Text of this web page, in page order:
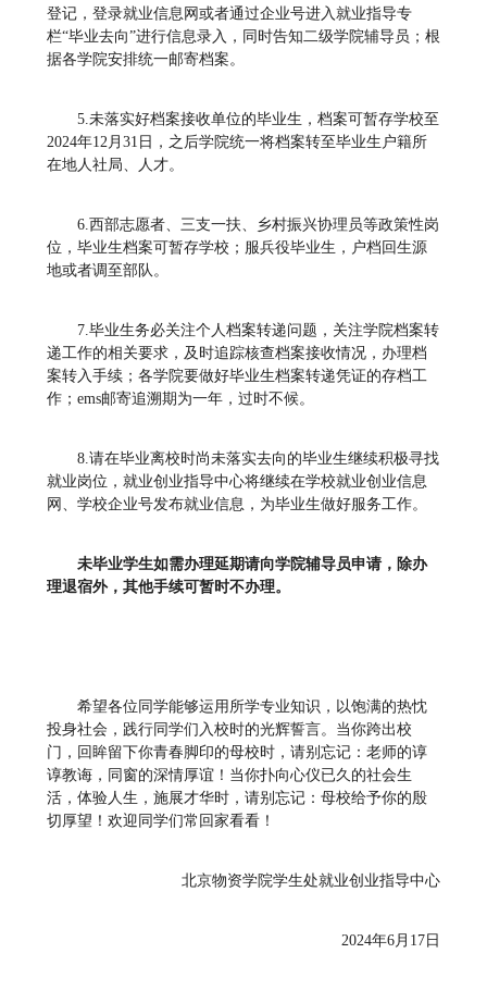
登记，登录就业信息网或者通过企业号进入就业指导专
栏“毕业去向”进行信息录入，同时告知二级学院辅导员；根
据各学院安排统一邮寄档案。
5.未落实好档案接收单位的毕业生，档案可暂存学校至
2024年12月31日，之后学院统一将档案转至毕业生户籍所
在地人社局、人才。
6.西部志愿者、三支一扶、乡村振兴协理员等政策性岗
位，毕业生档案可暂存学校；服兵役毕业生，户档回生源
地或者调至部队。
7.毕业生务必关注个人档案转递问题，关注学院档案转
递工作的相关要求，及时追踪核查档案接收情况，办理档
案转入手续；各学院要做好毕业生档案转递凭证的存档工
作；ems邮寄追溯期为一年，过时不候。
8.请在毕业离校时尚未落实去向的毕业生继续积极寻找
就业岗位，就业创业指导中心将继续在学校就业创业信息
网、学校企业号发布就业信息，为毕业生做好服务工作。
未毕业学生如需办理延期请向学院辅导员申请，除办
理退宿外，其他手续可暂时不办理。
希望各位同学能够运用所学专业知识，以饱满的热忱
投身社会，践行同学们入校时的光辉誓言。当你跨出校
门，回眸留下你青春脚印的母校时，请别忘记：老师的谆
谆教诲，同窗的深情厚谊！当你扑向心仪已久的社会生
活，体验人生，施展才华时，请别忘记：母校给予你的殷
切厚望！欢迎同学们常回家看看！
北京物资学院学生处就业创业指导中心
2024年6月17日